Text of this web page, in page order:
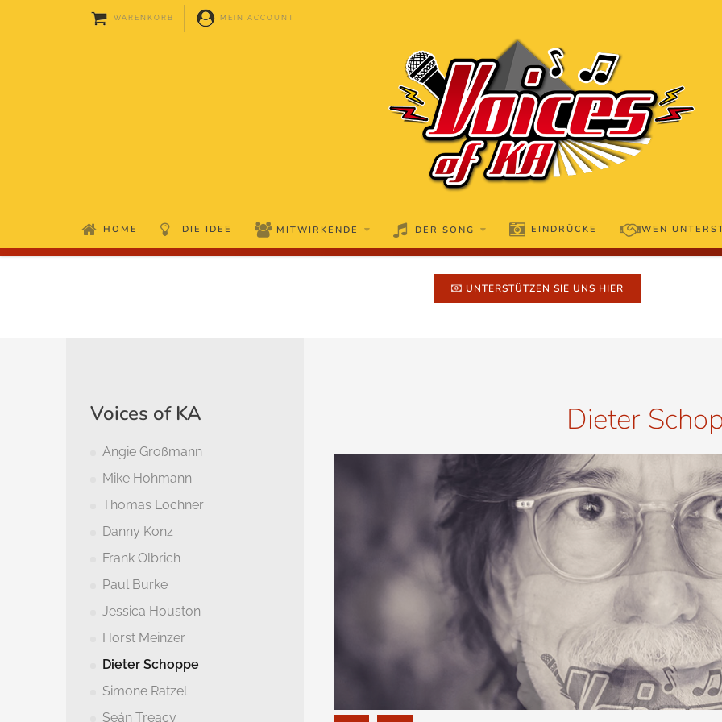
WARENKORB MEIN ACCOUNT
HOME DIE IDEE MITWIRKENDE DER SONG EINDRÜCKE WEN
UNTERSTÜTZEN SIE UNS HIER
Voices of KA
Angie Großmann
Mike Hohmann
Thomas Lochner
Danny Konz
Frank Olbrich
Paul Burke
Jessica Houston
Horst Meinzer
Dieter Schoppe
Simone Ratzel
Seán Treacy
Dieter